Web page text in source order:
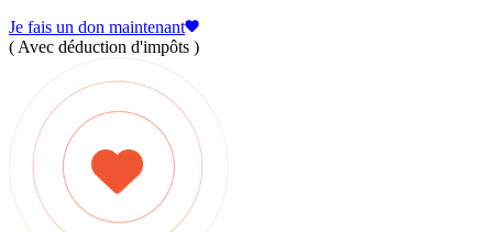
Je fais un don maintenant
( Avec déduction d'impôts )